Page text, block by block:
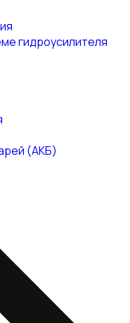
гидроусилителя
(АКБ)